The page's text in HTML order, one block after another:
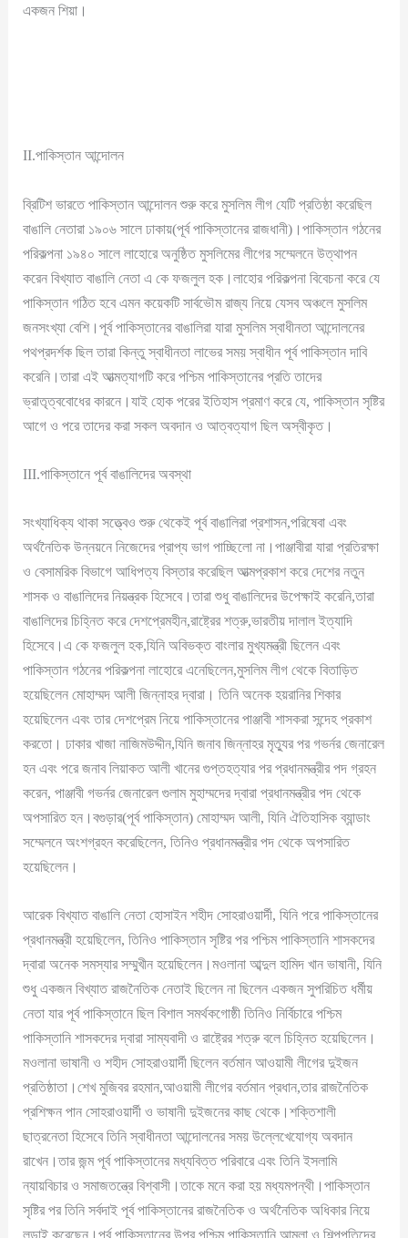
একজন শিয়া।
II.পাকিস্তান আন্দোলন
ব্রিটিশ ভারতে পাকিস্তান আন্দোলন শুরু করে মুসলিম লীগ যেটি প্রতিষ্ঠা করেছিল
বাঙালি নেতারা ১৯০৬ সালে ঢাকায়(পূর্ব পাকিস্তানের রাজধানী)।পাকিস্তান গঠনের
পরিকল্পনা ১৯৪০ সালে লাহোরে অনুষ্ঠিত মুসলিমের লীগের সম্মেলনে উত্থাপন
করেন বিখ্যাত বাঙালি নেতা এ কে ফজলুল হক।লাহোর পরিকল্পনা বিবেচনা করে যে
পাকিস্তান গঠিত হবে এমন কয়েকটি সার্বভৌম রাজ্য নিয়ে যেসব অঞ্চলে মুসলিম
জনসংখ্যা বেশি।পূর্ব পাকিস্তানের বাঙালিরা যারা মুসলিম স্বাধীনতা আন্দোলনের
পথপ্রদর্শক ছিল তারা কিন্তু স্বাধীনতা লাভের সময় স্বাধীন পূর্ব পাকিস্তান দাবি
করেনি।তারা এই আত্মত্যাগটি করে পশ্চিম পাকিস্তানের প্রতি তাদের
ভ্রাতৃত্ববোধের কারনে।যাই হোক পরের ইতিহাস প্রমাণ করে যে, পাকিস্তান সৃষ্টির
আগে ও পরে তাদের করা সকল অবদান ও আত্বত্যাগ ছিল অস্বীকৃত।
III.পাকিস্তানে পূর্ব বাঙালিদের অবস্থা
সংখ্যাধিক্য থাকা সত্ত্বেও শুরু থেকেই পূর্ব বাঙালিরা প্রশাসন,পরিষেবা এবং
অর্থনৈতিক উন্নয়নে নিজেদের প্রাপ্য ভাগ পাচ্ছিলো না।পাঞ্জাবীরা যারা প্রতিরক্ষা
ও বেসামরিক বিভাগে আধিপত্য বিস্তার করেছিল আত্মপ্রকাশ করে দেশের নতুন
শাসক ও বাঙালিদের নিয়ন্ত্রক হিসেবে।তারা শুধু বাঙালিদের উপেক্ষাই করেনি,তারা
বাঙালিদের চিহ্নিত করে দেশপ্রেমহীন,রাষ্ট্রের শত্রু,ভারতীয় দালাল ইত্যাদি
হিসেবে।এ কে ফজলুল হক,যিনি অবিভক্ত বাংলার মুখ্যমন্ত্রী ছিলেন এবং
পাকিস্তান গঠনের পরিকল্পনা লাহোরে এনেছিলেন,মুসলিম লীগ থেকে বিতাড়িত
হয়েছিলেন মোহাম্মদ আলী জিন্নাহর দ্বারা। তিনি অনেক হয়রানির শিকার
হয়েছিলেন এবং তার দেশপ্রেম নিয়ে পাকিস্তানের পাঞ্জাবী শাসকরা সন্দেহ প্রকাশ
করতো। ঢাকার খাজা নাজিমউদ্দীন,যিনি জনাব জিন্নাহর মৃত্যুর পর গভর্নর জেনারেল
হন এবং পরে জনাব লিয়াকত আলী খানের গুপ্তহত্যার পর প্রধানমন্ত্রীর পদ গ্রহন
করেন, পাঞ্জাবী গভর্নর জেনারেল গুলাম মুহাম্মদের দ্বারা প্রধানমন্ত্রীর পদ থেকে
অপসারিত হন।বগুড়ার(পূর্ব পাকিস্তান) মোহাম্মদ আলী, যিনি ঐতিহাসিক ব্যান্ডাং
সম্মেলনে অংশগ্রহন করেছিলেন, তিনিও প্রধানমন্ত্রীর পদ থেকে অপসারিত
হয়েছিলেন।
আরেক বিখ্যাত বাঙালি নেতা হোসাইন শহীদ সোহরাওয়ার্দী, যিনি পরে পাকিস্তানের
প্রধানমন্ত্রী হয়েছিলেন, তিনিও পাকিস্তান সৃষ্টির পর পশ্চিম পাকিস্তানি শাসকদের
দ্বারা অনেক সমস্যার সম্মুখীন হয়েছিলেন।মওলানা আব্দুল হামিদ খান ভাষানী, যিনি
শুধু একজন বিখ্যাত রাজনৈতিক নেতাই ছিলেন না ছিলেন একজন সুপরিচিত ধর্মীয়
নেতা যার পূর্ব পাকিস্তানে ছিল বিশাল সমর্থকগোষ্ঠী তিনিও নির্বিচারে পশ্চিম
পাকিস্তানি শাসকদের দ্বারা সাম্যবাদী ও রাষ্ট্রের শত্রু বলে চিহ্নিত হয়েছিলেন।
মওলানা ভাষানী ও শহীদ সোহরাওয়ার্দী ছিলেন বর্তমান আওয়ামী লীগের দুইজন
প্রতিষ্ঠাতা।শেখ মুজিবর রহমান,আওয়ামী লীগের বর্তমান প্রধান,তার রাজনৈতিক
প্রশিক্ষন পান সোহরাওয়ার্দী ও ভাষানী দুইজনের কাছ থেকে।শক্তিশালী
ছাত্রনেতা হিসেবে তিনি স্বাধীনতা আন্দোলনের সময় উল্লেখেযোগ্য অবদান
রাখেন।তার জন্ম পূর্ব পাকিস্তানের মধ্যবিত্ত পরিবারে এবং তিনি ইসলামি
ন্যায়বিচার ও সমাজতন্ত্রে বিশ্বাসী।তাকে মনে করা হয় মধ্যমপন্থী।পাকিস্তান
সৃষ্টির পর তিনি সর্বদাই পূর্ব পাকিস্তানের রাজনৈতিক ও অর্থনৈতিক অধিকার নিয়ে